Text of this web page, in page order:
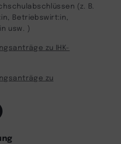
(z. B.
Betriebswirt:in,
usw. )
zu IHK-
zu